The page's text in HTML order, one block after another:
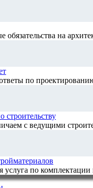
обязательства на
по
строительству
с ведущими
услуга по